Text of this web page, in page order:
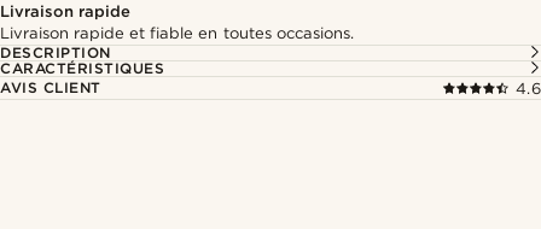
Livraison rapide
Livraison rapide et fiable en toutes occasions.
DESCRIPTION
CARACTÉRISTIQUES
AVIS CLIENT
4.6